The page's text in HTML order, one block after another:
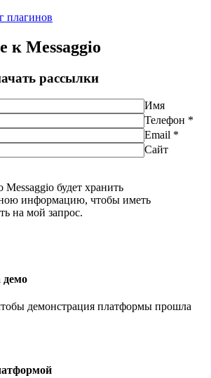
плагинов
к Messaggio
рассылки
Имя
Телефон *
Email *
Сайт
Messaggio будет хранить
информацию, чтобы иметь
на мой запрос.
демо
демонстрация платформы прошла